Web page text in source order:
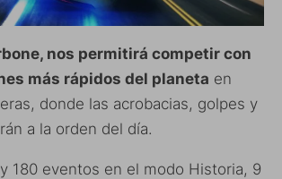
nos permitirá competir con
más rápidos del planeta en
donde las acrobacias, golpes y
a la orden del día.
180 eventos en el modo Historia, 9